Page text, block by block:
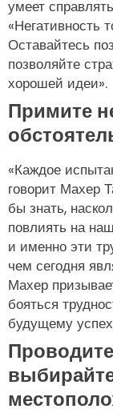
умеет
«Негативность
Оставайтесь
позволяйте
хорошей идеи».
Примите
«Каждое
говорит Махер
бы знать,
повлиять на
и именно эти
чем сегодня
Махер
бояться
будущему